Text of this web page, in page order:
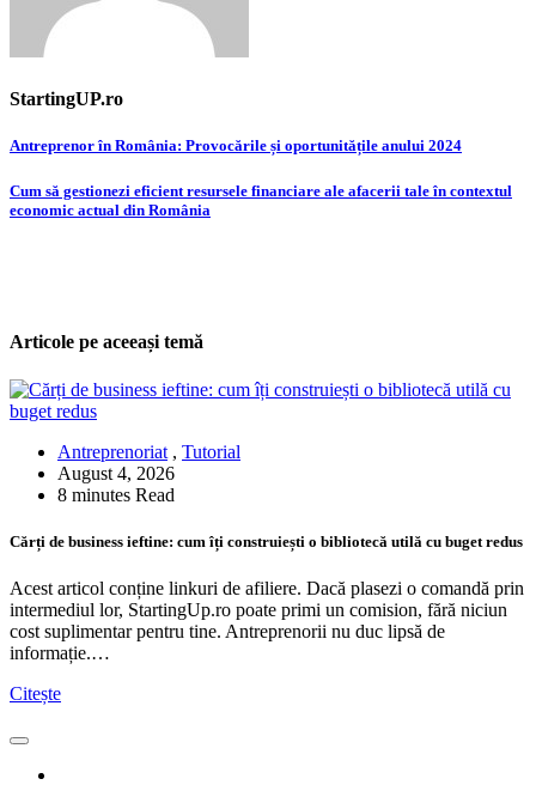
StartingUP.ro
Post
navigation
Antreprenor în România: Provocările și oportunitățile anului 2024
Cum să gestionezi eficient resursele financiare ale afacerii tale în contextul
economic actual din România
Articole pe aceeași temă
Antreprenoriat , Tutorial
August 4, 2026
8 minutes Read
Cărți de business ieftine: cum îți construiești o bibliotecă utilă cu buget redus
Acest articol conține linkuri de afiliere. Dacă plasezi o comandă prin
intermediul lor, StartingUp.ro poate primi un comision, fără niciun
cost suplimentar pentru tine. Antreprenorii nu duc lipsă de
informație.…
Citește